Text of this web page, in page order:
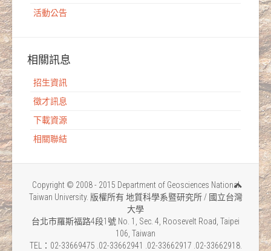
活動公告
相關訊息
招生資訊
徵才訊息
下載資源
相關聯結
Copyright © 2008 - 2015 Department of Geosciences National
Taiwan University. 版權所有 地質科學系暨研究所 / 國立台灣
大學
台北市羅斯福路4段1號 No. 1, Sec. 4, Roosevelt Road, Taipei
106, Taiwan
TEL：02-33669475 .02-33662941 .02-33662917 .02-33662918.